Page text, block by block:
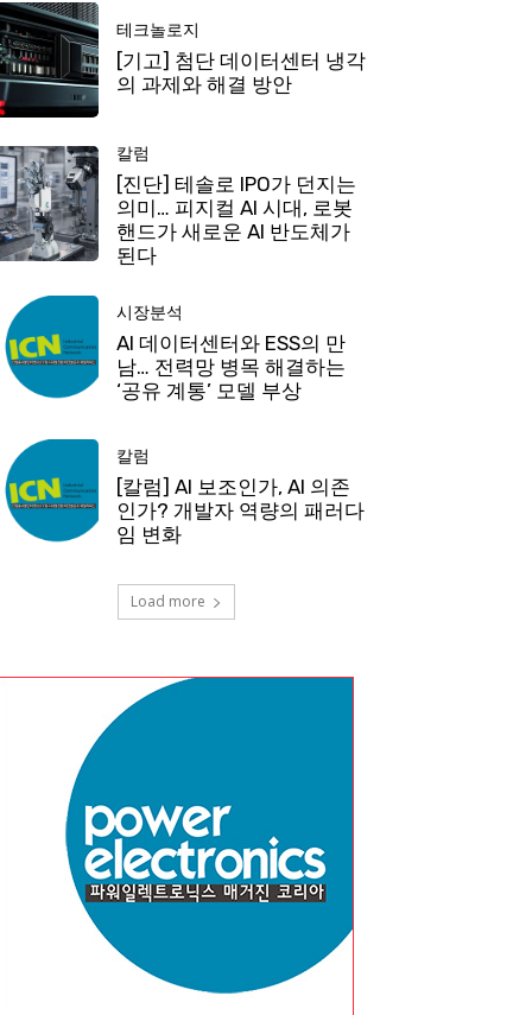
테크놀로지
[기고] 첨단 데이터센터 냉각
의 과제와 해결 방안
칼럼
[진단] 테솔로 IPO가 던지는
의미… 피지컬 AI 시대, 로봇
핸드가 새로운 AI 반도체가
된다
시장분석
AI 데이터센터와 ESS의 만
남… 전력망 병목 해결하는
‘공유 계통’ 모델 부상
칼럼
[칼럼] AI 보조인가, AI 의존
인가? 개발자 역량의 패러다
임 변화
Load more